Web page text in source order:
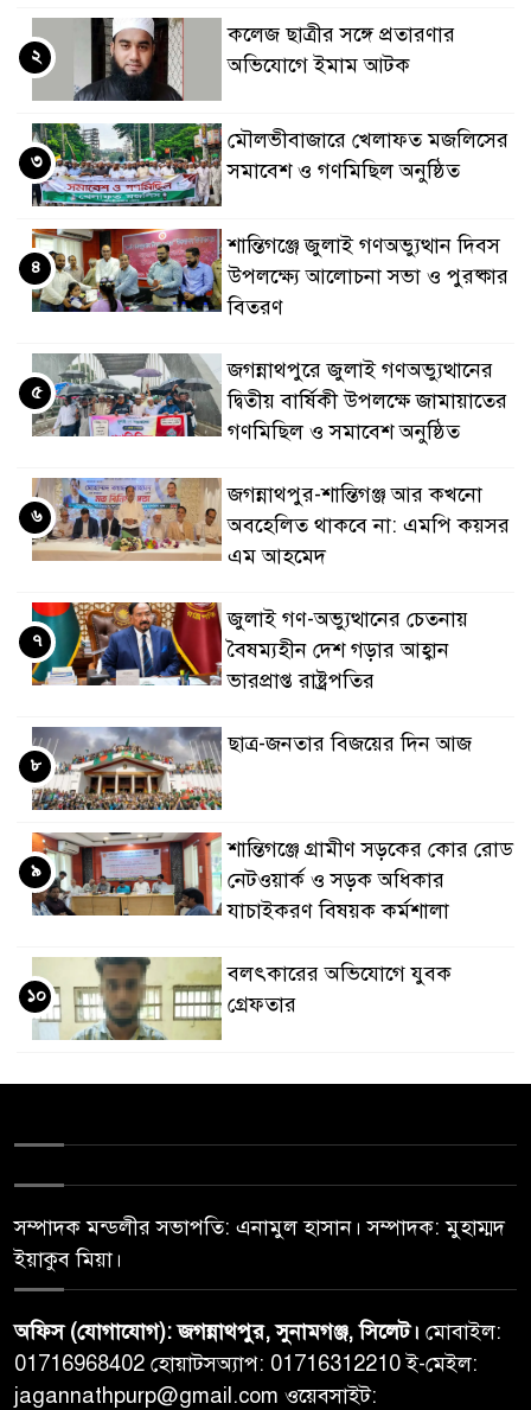
কলেজ ছাত্রীর সঙ্গে প্রতারণার
অভিযোগে ইমাম আটক
২
মৌলভীবাজারে খেলাফত মজলিসের
সমাবেশ ও গণমিছিল অনুষ্ঠিত
৩
শান্তিগঞ্জে জুলাই গণঅভ্যুত্থান দিবস
উপলক্ষ্যে আলোচনা সভা ও পুরষ্কার
বিতরণ
৪
জগন্নাথপুরে জুলাই গণঅভ্যুত্থানের
দ্বিতীয় বার্ষিকী উপলক্ষে জামায়াতের
গণমিছিল ও সমাবেশ অনুষ্ঠিত
৫
জগন্নাথপুর-শান্তিগঞ্জ আর কখনো
অবহেলিত থাকবে না: এমপি কয়সর
এম আহমেদ
৬
জুলাই গণ-অভ্যুত্থানের চেতনায়
বৈষম্যহীন দেশ গড়ার আহ্বান
ভারপ্রাপ্ত রাষ্ট্রপতির
৭
ছাত্র-জনতার বিজয়ের দিন আজ
৮
শান্তিগঞ্জে গ্রামীণ সড়কের কোর রোড
নেটওয়ার্ক ও সড়ক অধিকার
যাচাইকরণ বিষয়ক কর্মশালা
৯
বলৎকারের অভিযোগে যুবক
গ্রেফতার
১০
সম্পাদক মন্ডলীর সভাপতি: এনামুল হাসান। সম্পাদক: মুহাম্মদ
ইয়াকুব মিয়া।
অফিস (যোগাযোগ): জগন্নাথপুর, সুনামগঞ্জ, সিলেট। মোবাইল:
01716968402 হোয়াটসঅ্যাপ: 01716312210 ই-মেইল:
jagannathpurp@gmail.com ওয়েবসাইট: